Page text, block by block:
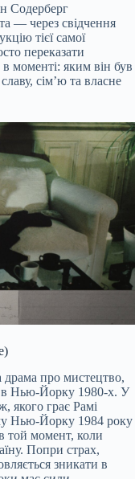
Содерберг
— через свідчення
тієї самої
переказати
моменті: яким він був
сім’ю та власне
про мистецтво,
в Нью-Йорку 1980-х. У
грає Рамі
Нью-Йорку 1984 року
той момент, коли
Попри страх,
зникати в